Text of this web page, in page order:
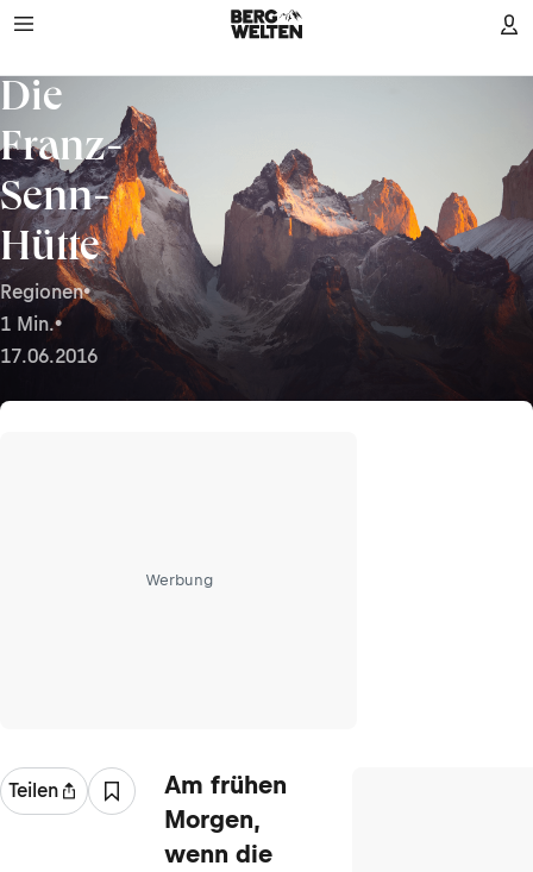
Die
Franz-
Senn-
Hütte
Regionen•
1 Min.•
17.06.2016
Werbung
Teilen
Am frühen
Morgen,
wenn die